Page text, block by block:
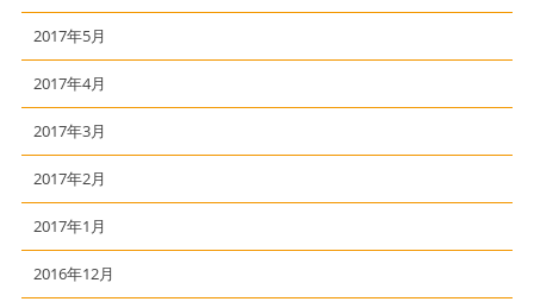
2017年5月
2017年4月
2017年3月
2017年2月
2017年1月
2016年12月